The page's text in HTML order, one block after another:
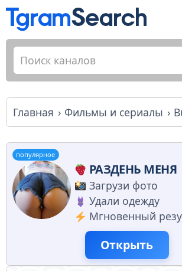
Главная Фильмы и сериалы
популярное
РАЗДЕНЬ МЕНЯ
Загрузи фото
Удали одежду
Мгновенный
Открыть